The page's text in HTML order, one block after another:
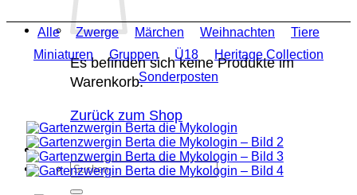
Es befinden sich keine Produkte im
Warenkorb.
Zurück zum Shop
Suchen
nach:
Alle Zwerge Märchen Weihnachten
Tiere
Miniaturen
Gruppen Ü18
Heritage Collection
Sonderposten